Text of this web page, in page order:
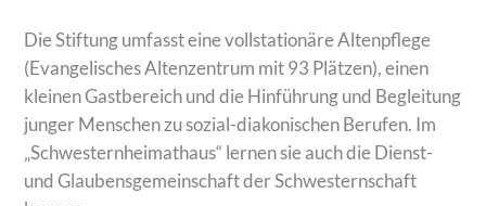
Die Stiftung umfasst eine vollstationäre Altenpflege
(Evangelisches Altenzentrum mit 93 Plätzen), einen
kleinen Gastbereich und die Hinführung und Begleitung
junger Menschen zu sozial-diakonischen Berufen. Im
„Schwesternheimathaus“ lernen sie auch die Dienst-
und Glaubensgemeinschaft der Schwesternschaft